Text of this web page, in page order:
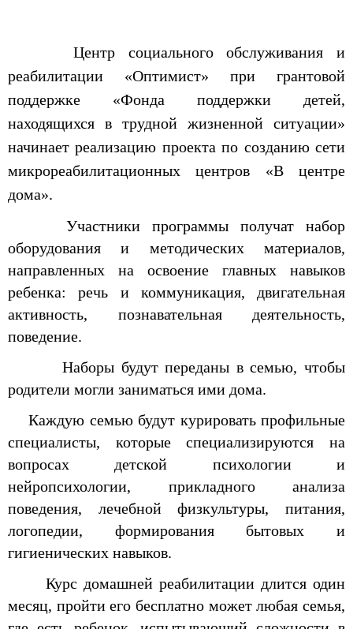
Центр социального обслуживания и
реабилитации «Оптимист» при грантовой
поддержке «Фонда поддержки детей,
находящихся в трудной жизненной ситуации»
начинает реализацию проекта по созданию сети
микрореабилитационных центров «В центре
дома».
Участники программы получат набор
оборудования и методических материалов,
направленных на освоение главных навыков
ребенка: речь и коммуникация, двигательная
активность, познавательная деятельность,
поведение.
Наборы будут переданы в семью, чтобы
родители могли заниматься ими дома.
Каждую семью будут курировать профильные
специалисты, которые специализируются на
вопросах детской психологии и
нейропсихологии, прикладного анализа
поведения, лечебной физкультуры, питания,
логопедии, формирования бытовых и
гигиенических навыков.
Курс домашней реабилитации длится один
месяц, пройти его бесплатно может любая семья,